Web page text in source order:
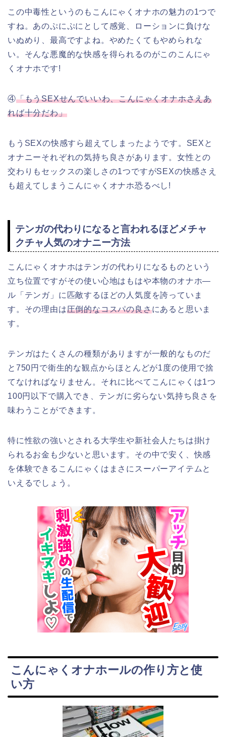
この中毒性というのもこんにゃくオナホの魅力の1つで
すね。あのぷにぷにとして感覚、ローションに負けな
いぬめり、最高ですよね。やめたくてもやめられな
い。そんな悪魔的な快感を得られるのがこのこんにゃ
くオナホです!
④「もうSEXせんでいいわ、こんにゃくオナホさえあ
れば十分だわ」
もうSEXの快感すら超えてしまったようです。SEXと
オナニーそれぞれの気持ち良さがあります。女性との
交わりもセックスの楽しさの1つですがSEXの快感さえ
も超えてしまうこんにゃくオナホ恐るべし!
テンガの代わりになると言われるほどメチャ
クチャ人気のオナニー方法
こんにゃくオナホはテンガの代わりになるものという
立ち位置ですがその使い心地はもはや本物のオナホ―
ル「テンガ」に匹敵するほどの人気度を誇っていま
す。その理由は圧倒的なコスパの良さにあると思いま
す。
テンガはたくさんの種類がありますが一般的なものだ
と750円で衛生的な観点からほとんどが1度の使用で捨
てなければなりません。それに比べてこんにゃくは1つ
100円以下で購入でき、テンガに劣らない気持ち良さを
味わうことができます。
特に性欲の強いとされる大学生や新社会人たちは掛け
られるお金も少ないと思います。その中で安く、快感
を体験できるこんにゃくはまさにスーパーアイテムと
いえるでしょう。
こんにゃくオナホールの作り方と使
い方